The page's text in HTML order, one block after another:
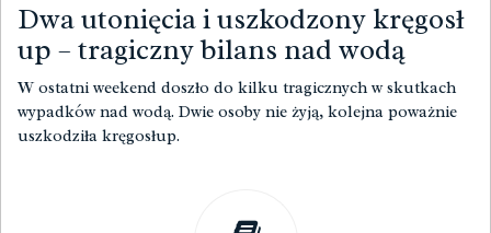
Dwa utonięcia i uszkodzony kręgosł
up – tragiczny bilans nad wodą
W ostatni weekend doszło do kilku tragicznych w skutkach
wypadków nad wodą. Dwie osoby nie żyją, kolejna poważnie
uszkodziła kręgosłup.